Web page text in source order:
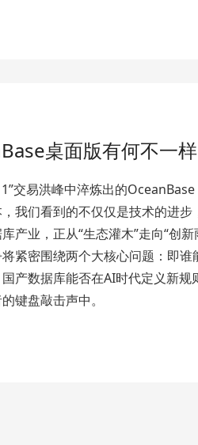
桌面版有何不一样
交易洪峰中淬炼出的
我们看到的不仅仅是技术的进
产业，正从“生态灌木”走向“创
紧密围绕两个大核心问题：即谁
产数据库能否在AI时代定义新
键盘敲击声中。